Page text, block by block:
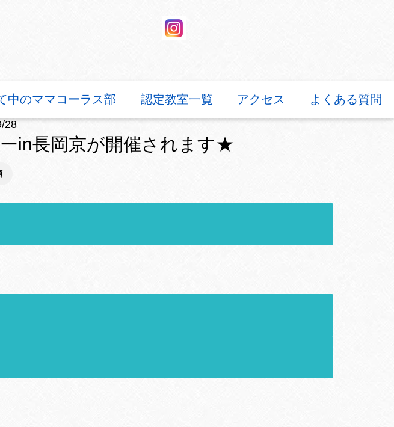
中のママコーラス部 認定教室一覧 アクセス よくある質問
28
in長岡京が開催されます★